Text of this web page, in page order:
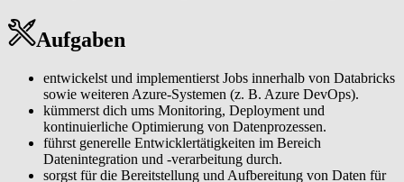
Aufgaben
entwickelst und implementierst Jobs innerhalb von Databricks
sowie weiteren Azure-Systemen (z. B. Azure DevOps).
kümmerst dich ums Monitoring, Deployment und
kontinuierliche Optimierung von Datenprozessen.
führst generelle Entwicklertätigkeiten im Bereich
Datenintegration und -verarbeitung durch.
sorgst für die Bereitstellung und Aufbereitung von Daten für